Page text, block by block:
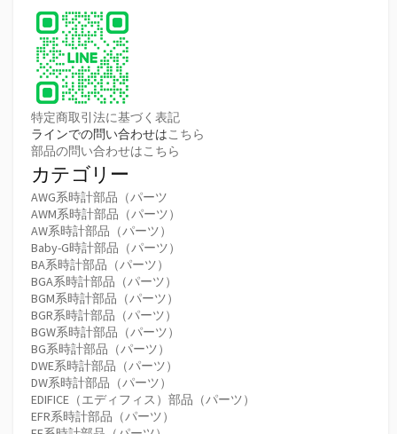
特定商取引法に基づく表記
ラインでの問い合わせはこちら
部品の問い合わせはこちら
カテゴリー
AWG系時計部品（パーツ
AWM系時計部品（パーツ）
AW系時計部品（パーツ）
Baby-G時計部品（パーツ）
BA系時計部品（パーツ）
BGA系時計部品（パーツ）
BGM系時計部品（パーツ）
BGR系時計部品（パーツ）
BGW系時計部品（パーツ）
BG系時計部品（パーツ）
DWE系時計部品（パーツ）
DW系時計部品（パーツ）
EDIFICE（エディフィス）部品（パーツ）
EFR系時計部品（パーツ）